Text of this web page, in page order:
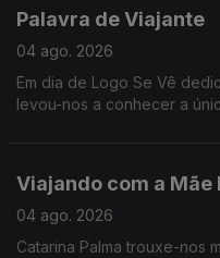
Palavra de Viajante
04 ago. 2026
Em dia de Logo Se Vê
levou-nos a conhecer a
Viajando com a Mãe
04 ago. 2026
Catarina Palma trouxe-nos